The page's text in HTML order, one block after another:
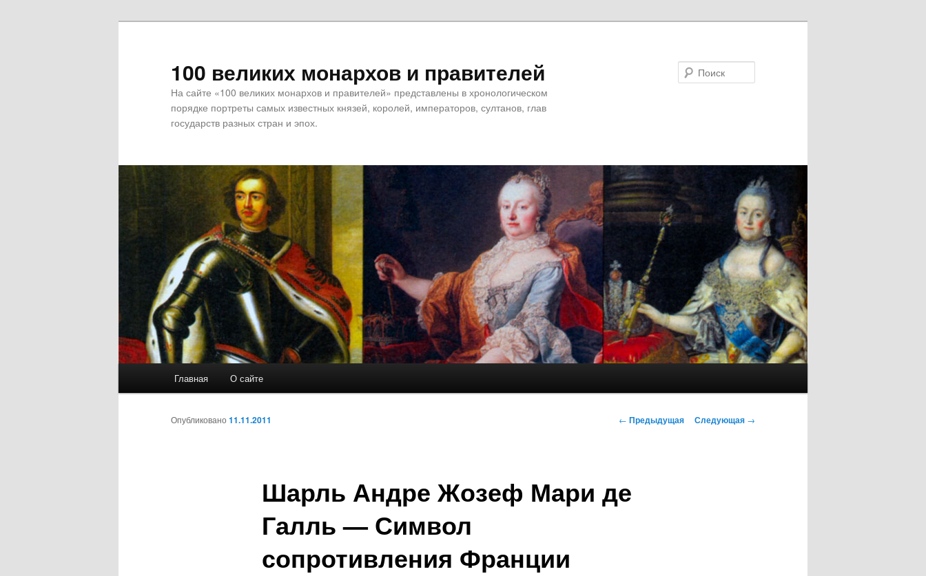
100 великих монархов и правителей
На сайте «100 великих монархов и правителей» представлены в хронологическом
порядке портреты самых известных князей, королей, императоров, султанов, глав
государств разных стран и эпох.
Перейти
к
Главная О сайте
Навигация
← Предыдущая Следующая →
Шарль Андре Жозеф Мари де
Галль — Символ
сопротивления Франции
Опубликовано 11.11.2011